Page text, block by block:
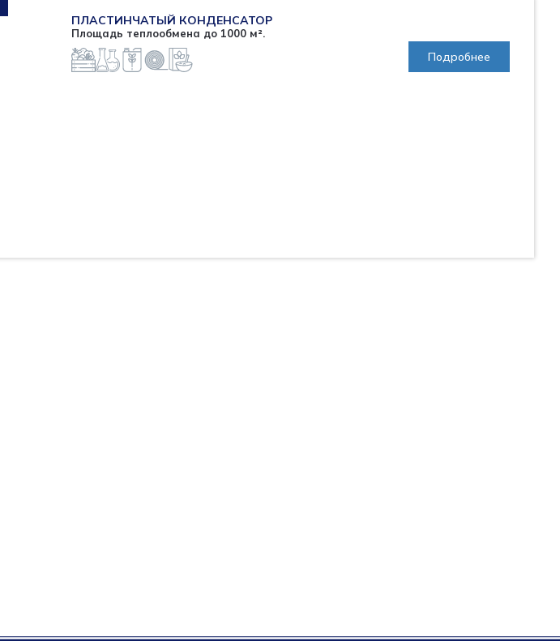
ПЛАСТИНЧАТЫЙ КОНДЕНСАТОР
Площадь теплообмена до 1000 м².
Подробнее